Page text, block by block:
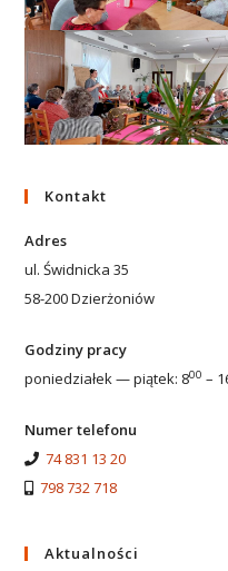
Kontakt
Adres
ul. Świdnicka 35
58-200 Dzierżoniów
Godziny pracy
poniedziałek — piątek: 800 –
Numer telefonu
74 831 13 20
798 732 718
Aktualności